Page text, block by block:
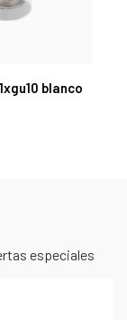
blanco
especiales